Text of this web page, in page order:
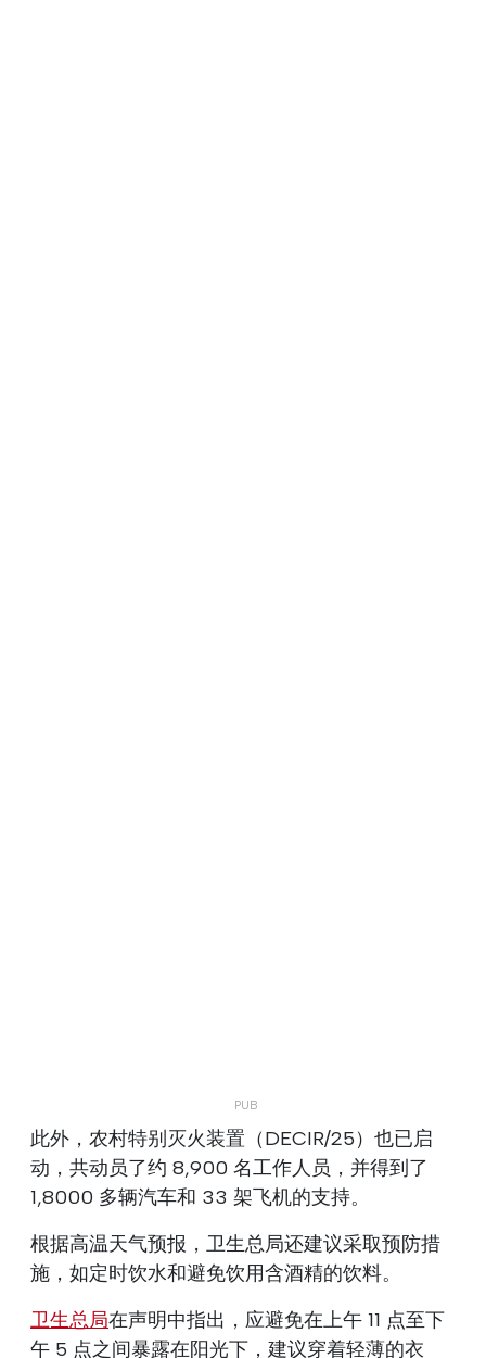
此外，农村特别灭火装置（DECIR/25）也已启
动，共动员了约 8,900 名工作人员，并得到了
1,8000 多辆汽车和 33 架飞机的支持。
根据高温天气预报，卫生总局还建议采取预防措
施，如定时饮水和避免饮用含酒精的饮料。
卫生总局在声明中指出，应避免在上午 11 点至下
午 5 点之间暴露在阳光下，建议穿着轻薄的衣